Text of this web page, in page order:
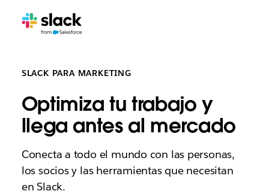
SLACK PARA MARKETING
Optimiza tu trabajo y
llega antes al mercado
Conecta a todo el mundo con las personas,
los socios y las herramientas que necesitan
en Slack.